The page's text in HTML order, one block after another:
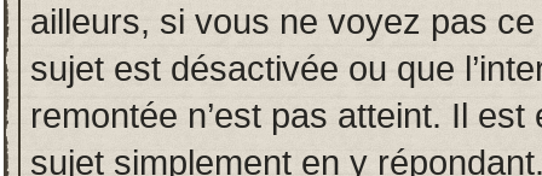
ailleurs, si vous ne voyez pas
sujet est désactivée ou que
remontée n’est pas atteint. Il
sujet simplement en y